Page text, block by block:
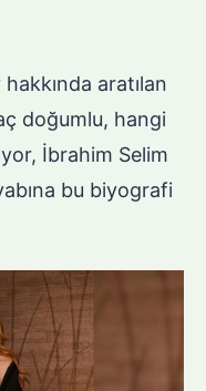
aratılan
doğumlu, hangi
İbrahim Selim
bu biyografi